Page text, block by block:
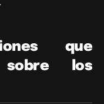
que
sobre los